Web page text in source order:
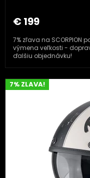
€ 199
7% zľava na SCORPION
výmena veľkosti -
ďalšiu objednávku!
7% ZLAVA!